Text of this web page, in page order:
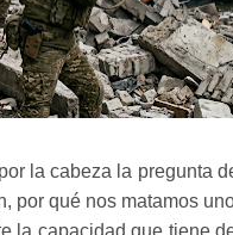
la cabeza la pregunta
por qué nos matamos
la capacidad que tiene